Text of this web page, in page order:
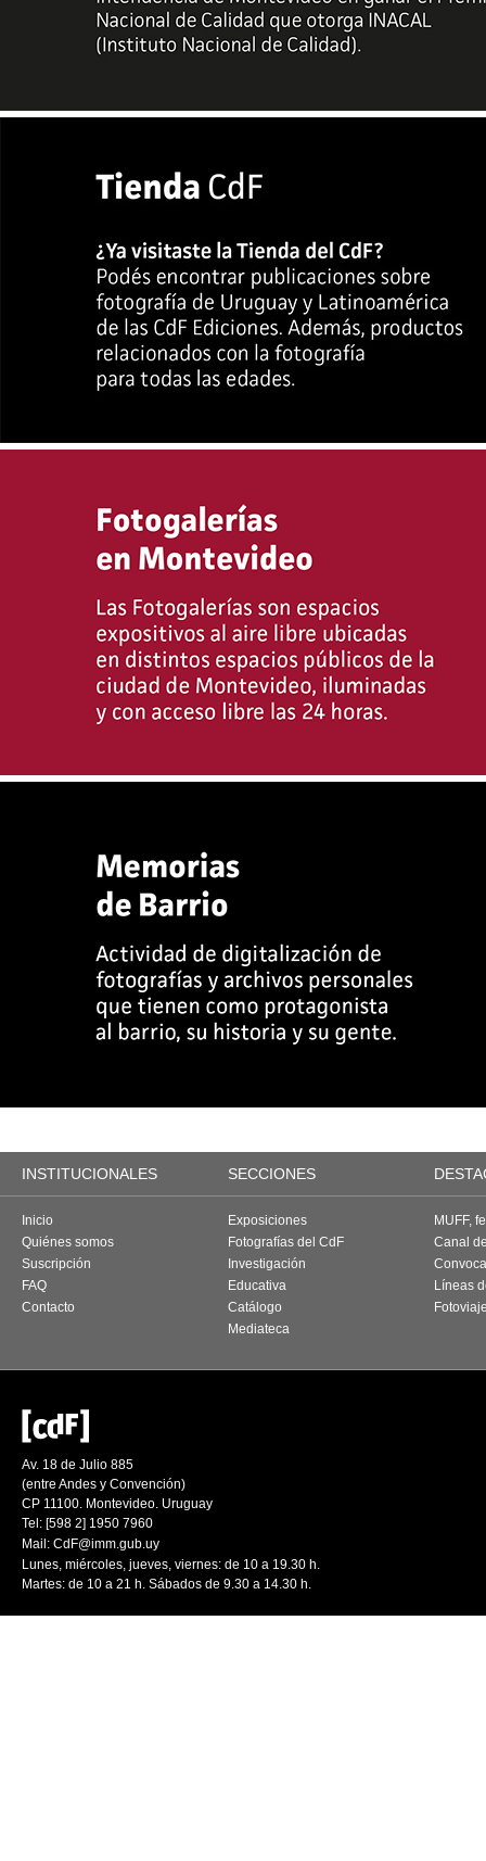
INSTITUCIONALES SECCIONES
Inicio
Quiénes somos
Suscripción
FAQ
Contacto
Exposiciones
Fotografías del CdF
Investigación
Educativa
Catálogo
Mediateca
MUFF,
Canal
Líneas
Av. 18 de Julio 885
(entre Andes y Convención)
CP 11100. Montevideo. Uruguay
Tel: [598 2] 1950 7960
Mail: CdF@imm.gub.uy
Lunes, miércoles, jueves, viernes: de 10 a 19.30 h.
Martes: de 10 a 21 h. Sábados de 9.30 a 14.30 h.